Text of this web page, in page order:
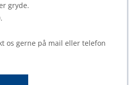
gryde.
os gerne på mail eller telefon